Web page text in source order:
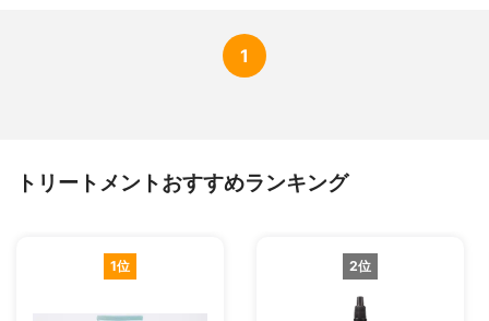
1
トリートメントおすすめランキング
1位 2位